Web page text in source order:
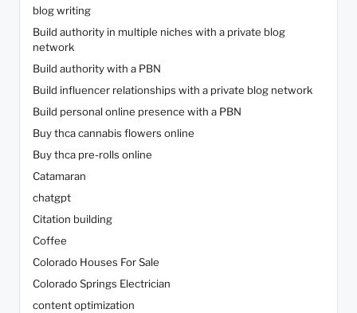
blog writing
Build authority in multiple niches with a private blog
network
Build authority with a PBN
Build influencer relationships with a private blog network
Build personal online presence with a PBN
Buy thca cannabis flowers online
Buy thca pre-rolls online
Catamaran
chatgpt
Citation building
Coffee
Colorado Houses For Sale
Colorado Springs Electrician
content optimization